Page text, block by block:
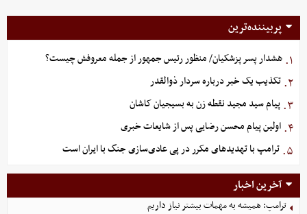
پربیننده‌ترین
۱. هشدار پسر پزشکیان/ منظور رئیس جمهور از جمله معروفش چیست؟
۲. تکذیب یک خبر درباره سردار ذوالقدر
۳. پیام سید مجید نقطه زن به بسیجیان کاشان
۴. اولین پیام محسن رضایی پس از شایعات خبری
۵. ترامپ با تهدیدهای مکرر در پی عادی‌سازی جنگ با ایران است
آخرین اخبار
ترامپ: همیشه به مهمات بیشتر نیاز داریم